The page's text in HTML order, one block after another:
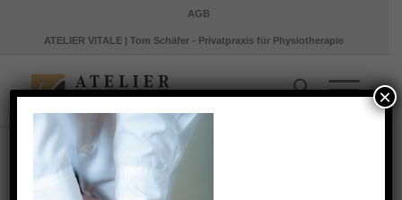
AGB
ATELIER VITALE | Tom Schäfer - Privatpraxis für Physiotherapie
×